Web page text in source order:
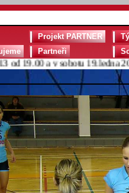
Projekt PARTNER
Partneři
a v sobotu 19.ledna